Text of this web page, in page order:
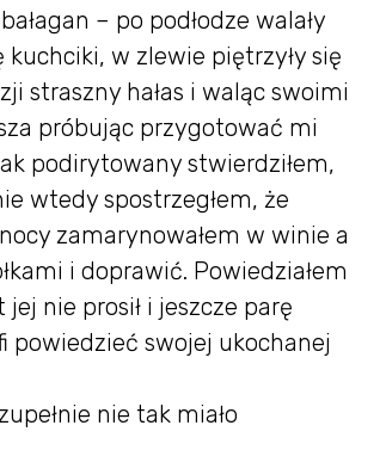
– po podłodze walały
w zlewie piętrzyły się
straszny hałas i waląc swoimi
próbując przygotować mi
podirytowany stwierdziłem,
wtedy spostrzegłem, że
zamarynowałem w winie a
i doprawić. Powiedziałem
nie prosił i jeszcze parę
powiedzieć swojej ukochanej
nie tak miało